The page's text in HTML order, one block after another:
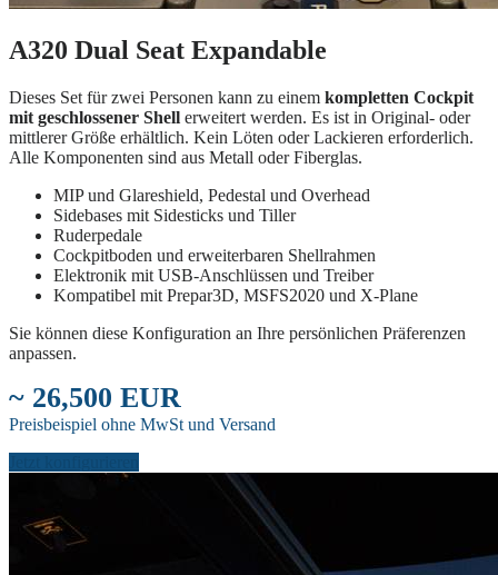
A320 Dual Seat Expandable
Dieses Set für zwei Personen kann zu einem kompletten Cockpit
mit geschlossener Shell erweitert werden. Es ist in Original- oder
mittlerer Größe erhältlich. Kein Löten oder Lackieren erforderlich.
Alle Komponenten sind aus Metall oder Fiberglas.
MIP und Glareshield, Pedestal und Overhead
Sidebases mit Sidesticks und Tiller
Ruderpedale
Cockpitboden und erweiterbaren Shellrahmen
Elektronik mit USB-Anschlüssen und Treiber
Kompatibel mit Prepar3D, MSFS2020 und X-Plane
Sie können diese Konfiguration an Ihre persönlichen Präferenzen
anpassen.
~ 26,500 EUR
Preisbeispiel ohne MwSt und Versand